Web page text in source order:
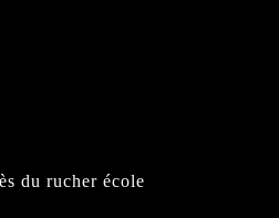
du rucher école